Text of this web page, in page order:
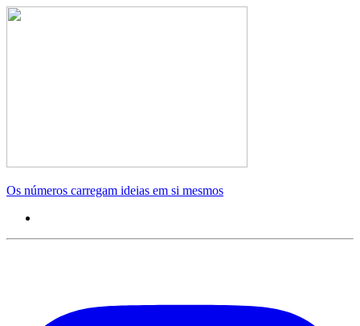
Os números carregam ideias em si mesmos